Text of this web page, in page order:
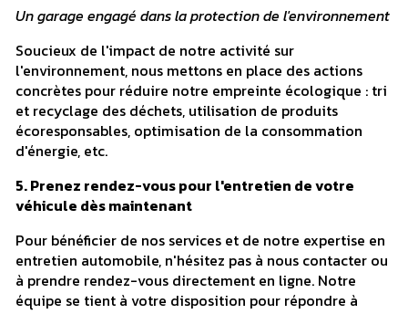
Un garage engagé dans la protection de l'environnement
Soucieux de l'impact de notre activité sur
l'environnement, nous mettons en place des actions
concrètes pour réduire notre empreinte écologique : tri
et recyclage des déchets, utilisation de produits
écoresponsables, optimisation de la consommation
d'énergie, etc.
5. Prenez rendez-vous pour l'entretien de votre
véhicule dès maintenant
Pour bénéficier de nos services et de notre expertise en
entretien automobile, n'hésitez pas à nous contacter ou
à prendre rendez-vous directement en ligne. Notre
équipe se tient à votre disposition pour répondre à